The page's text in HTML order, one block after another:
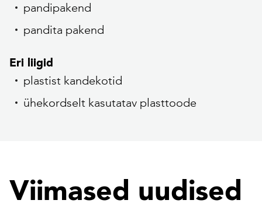
pandipakend
pandita pakend
Eri liigid
plastist kandekotid
ühekordselt kasutatav plasttoode
Viimased uudised